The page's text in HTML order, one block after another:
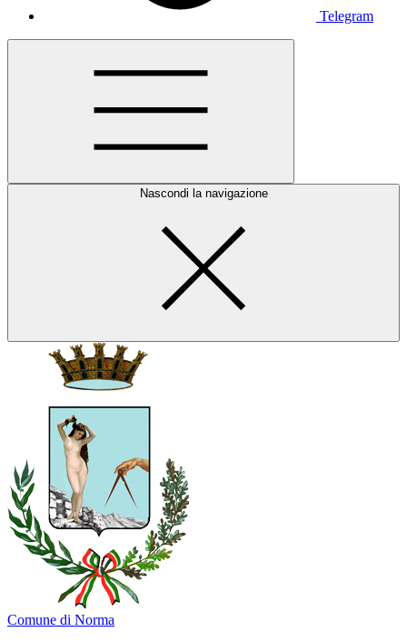
Telegram
Nascondi la navigazione
Comune di Norma